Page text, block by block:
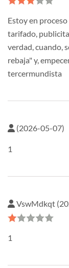
Estoy en
tarifado,
verdad, cuando,
rebaja" y,
tercermundista
(2026-05-07)
1
VswMdkqt
1